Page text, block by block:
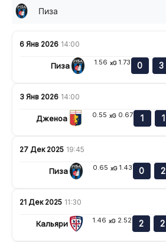
Пиза
6 Янв 2026 14:00
Пиза 1.56 xG 1.73 0 3
3 Янв 2026 14:00
Дженоа 0.55 xG 0.67 1 1
27 Дек 2025 19:45
Пиза 0.65 xG 1.43 0 2
21 Дек 2025 11:30
Кальяри 1.46 xG 2.52 2 2